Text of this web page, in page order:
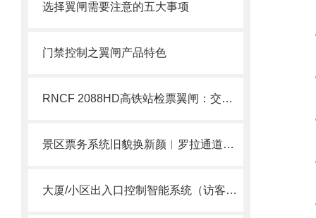
选择翼闸需要注意的五大事项
门禁控制之翼闸产品特色
RNCF 2088HD高铁站检票翼闸：交通枢纽大客流智能通行管控设备
景区票务系统旧貌换新颜︱罗拉通道闸 风景这边独好
大厦/小区出入口控制智能系统（访客系统）
○
○
○
○